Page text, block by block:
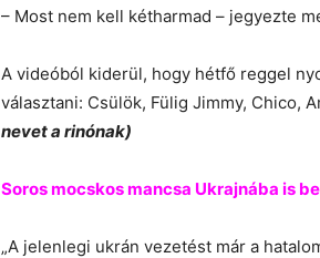
– Most nem kell kétharmad – jegyezte
A videóból kiderül, hogy hétfő reggel
választani: Csülök, Fülig Jimmy, Chico,
nevet a rinónak)
Soros mocskos mancsa Ukrajnába is
„A jelenlegi ukrán vezetést már a